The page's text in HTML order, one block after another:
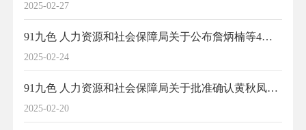
2025-02-27
2025-02-24
91九色 人力资源和社会保障局关于公布詹炳楠等4位同志质量专业工程师职务任职资格的通知
2025-02-20
91九色 人力资源和社会保障局关于批准确认黄秋凤等13位同志初级专业技术职务任职资格的通知